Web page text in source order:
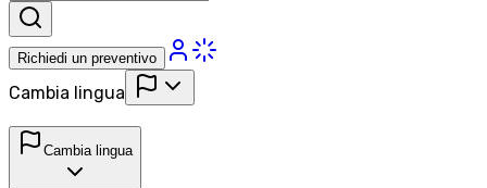
Richiedi un preventivo
Cambia lingua
Cambia lingua